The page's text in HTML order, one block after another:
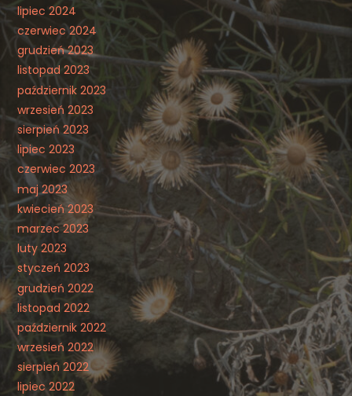
lipiec 2024
czerwiec 2024
grudzień 2023
listopad 2023
październik 2023
wrzesień 2023
sierpień 2023
lipiec 2023
czerwiec 2023
maj 2023
kwiecień 2023
marzec 2023
luty 2023
styczeń 2023
grudzień 2022
listopad 2022
październik 2022
wrzesień 2022
sierpień 2022
lipiec 2022